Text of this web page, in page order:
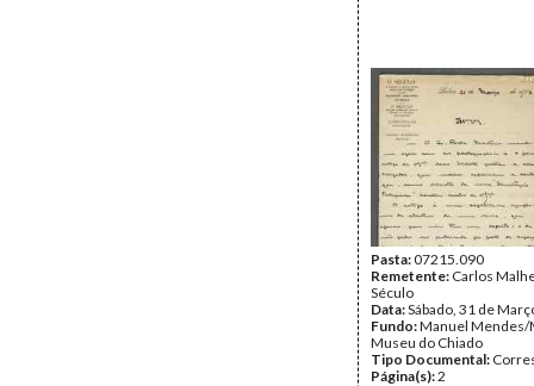
Pasta:07215.090
Remetente: Carlos
Século
Data:Sábado, 31 de
Fundo:Manuel Mendes/
Museu do Chiado
Tipo Documental:
Página(s):2